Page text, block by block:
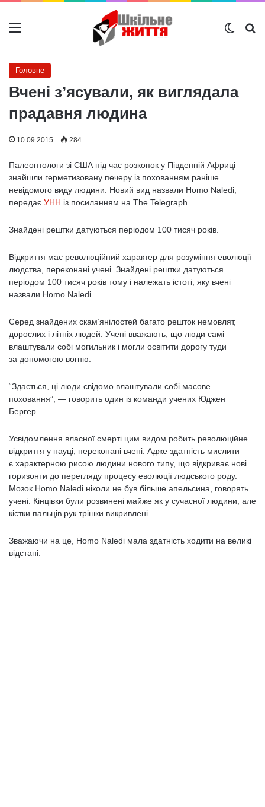
Меню
Головне
Вчені з’ясували, як виглядала
прадавня людина
10.09.2015 284
Палеонтологи зі США під час розкопок у Південній Африці
знайшли герметизовану печеру із похованням раніше
невідомого виду людини. Новий вид назвали Homo Naledi,
передає УНН із посиланням на The Telegraph.
Знайдені рештки датуються періодом 100 тисяч років.
Відкриття має революційний характер для розуміння еволюції
людства, переконані учені. Знайдені рештки датуються
періодом 100 тисяч років тому і належать істоті, яку вчені
назвали Homo Naledi.
Серед знайдених скам’янілостей багато решток немовлят,
дорослих і літніх людей. Учені вважають, що люди самі
влаштували собі могильник і могли освітити дорогу туди
за допомогою вогню.
“Здається, ці люди свідомо влаштували собі масове
поховання”, — говорить один із команди учених Юджен
Бергер.
Усвідомлення власної смерті цим видом робить революційне
відкриття у науці, переконані вчені. Адже здатність мислити
є характерною рисою людини нового типу, що відкриває нові
горизонти до перегляду процесу еволюції людського роду.
Мозок Homo Naledi ніколи не був більше апельсина, говорять
учені. Кінцівки були розвинені майже як у сучасної людини, але
кістки пальців рук трішки викривлені.
Зважаючи на це, Homo Naledi мала здатність ходити на великі
відстані.